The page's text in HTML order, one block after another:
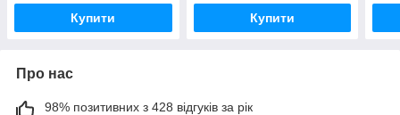
Купити Купити
Про нас
98% позитивних з 428 відгуків за рік